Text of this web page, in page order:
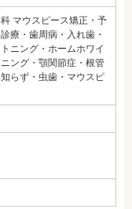
マウスピース矯正・予
療・歯周病・入れ歯・
ニング・ホームホワイ
ング・顎関節症・根管
らず・虫歯・マウスピ